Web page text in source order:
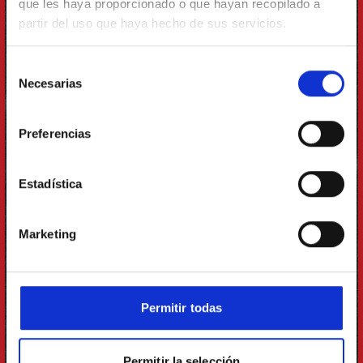
que les haya proporcionado o que hayan recopilado a
partir del uso que haya hecho de sus servicios.
Necesarias
Preferencias
Estadística
Marketing
Permitir todas